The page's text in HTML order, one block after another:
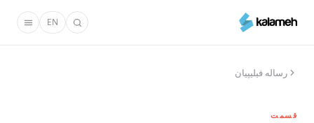
محتوای
EN
رساله فیلیپیان
قسمت